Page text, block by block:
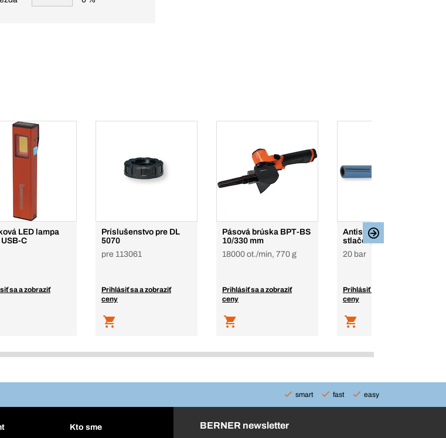
LED lampa
C
sa a zobraziť
Príslušenstvo pre DL
5070
pre 113061
Prihlásiť sa a zobraziť
ceny
Pásová brúska BPT-BS
10/330 mm
18000 ot./min, 770 g
Prihlásiť sa a zobraziť
ceny
Antistatické hadice na
stlačený vzduch
20 bar
Prihlásiť sa a zobraziť
ceny
smart fast easy
Kto sme BERNER newsletter